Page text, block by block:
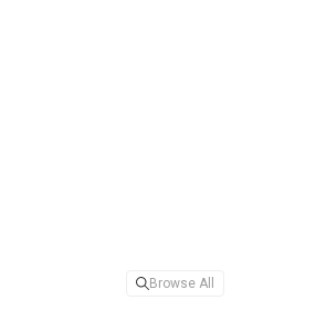
Browse All